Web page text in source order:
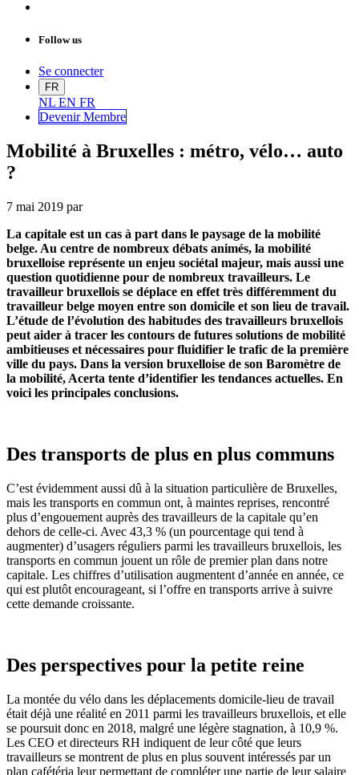
Follow us
Se connecter
FR
NL EN FR
Devenir Membre
Mobilité à Bruxelles : métro, vélo… auto
?
7 mai 2019 par
La capitale est un cas à part dans le paysage de la mobilité
belge. Au centre de nombreux débats animés, la mobilité
bruxelloise représente un enjeu sociétal majeur, mais aussi une
question quotidienne pour de nombreux travailleurs. Le
travailleur bruxellois se déplace en effet très différemment du
travailleur belge moyen entre son domicile et son lieu de travail.
L’étude de l’évolution des habitudes des travailleurs bruxellois
peut aider à tracer les contours de futures solutions de mobilité
ambitieuses et nécessaires pour fluidifier le trafic de la première
ville du pays. Dans la version bruxelloise de son Baromètre de
la mobilité, Acerta tente d’identifier les tendances actuelles. En
voici les principales conclusions.
Des transports de plus en plus communs
C’est évidemment aussi dû à la situation particulière de Bruxelles,
mais les transports en commun ont, à maintes reprises, rencontré
plus d’engouement auprès des travailleurs de la capitale qu’en
dehors de celle-ci. Avec 43,3 % (un pourcentage qui tend à
augmenter) d’usagers réguliers parmi les travailleurs bruxellois, les
transports en commun jouent un rôle de premier plan dans notre
capitale. Les chiffres d’utilisation augmentent d’année en année, ce
qui est plutôt encourageant, si l’offre en transports arrive à suivre
cette demande croissante.
Des perspectives pour la petite reine
La montée du vélo dans les déplacements domicile-lieu de travail
était déjà une réalité en 2011 parmi les travailleurs bruxellois, et elle
se poursuit donc en 2018, malgré une légère stagnation, à 10,9 %.
Les CEO et directeurs RH indiquent de leur côté que leurs
travailleurs se montrent de plus en plus souvent intéressés par un
plan cafétéria leur permettant de compléter une partie de leur salaire